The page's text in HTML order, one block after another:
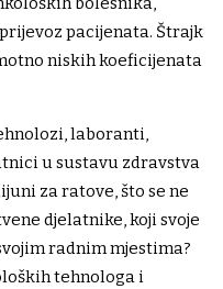
pacijenata. Štrajk
niskih koeficijenata
laboranti,
u sustavu zdravstva
za ratove, što se ne
djelatnike, koji svoje
radnim mjestima?
tehnologa i